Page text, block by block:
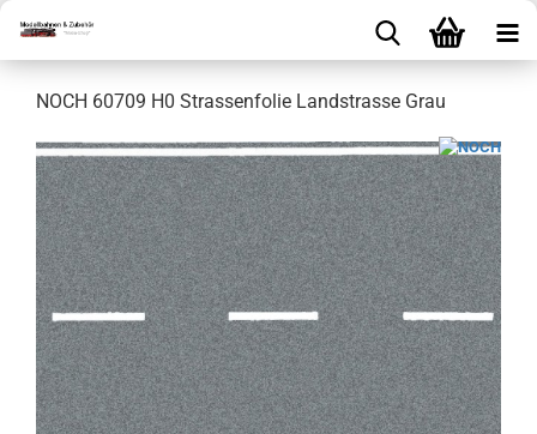
NOCH 60709 H0 Strassenfolie Landstrasse Grau